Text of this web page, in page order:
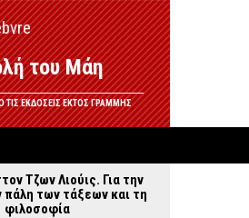
του Μάη
ΤΙΣ ΕΚΔΟΣΕΙΣ ΕΚΤΟΣ ΓΡΑΜΜΗΣ
Τζων Λιούις. Για την
πάλη των τάξεων και τη
φιλοσοφία